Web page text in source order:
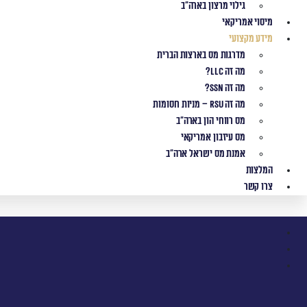
גילוי מרצון בארה"ב
מיסוי אמריקאי
מידע מקצועי
מדרגות מס בארצות הברית
מה זה LLC?
מה זה SSN?
מה זה RSU – מניות חסומות
מס רווחי הון בארה"ב
מס עיזבון אמריקאי
אמנת מס ישראל ארה"ב
המלצות
צרו קשר